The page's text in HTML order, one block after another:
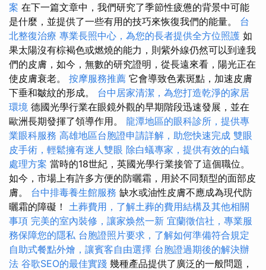
案 在下一篇文章中，我們研究了季節性疲憊的背景中可能
是什麼，並提供了一些有用的技巧來恢復我們的能量。 台
北整復治療 專業長照中心，為您的長者提供全方位照護 如
果太陽沒有棕褐色或燃燒的能力，則紫外線仍然可以到達我
們的皮膚，如今，無數的研究證明，從長遠來看，陽光正在
使皮膚衰老。 按摩服務推薦 它會導致色素斑點，加速皮膚
下垂和皺紋的形成。 台中居家清潔，為您打造乾淨的家居
環境 德國光學行業在眼鏡外觀的早期階段迅速發展，並在
歐洲長期發揮了領導作用。 龍潭地區的眼科診所，提供專
業眼科服務 高雄地區台胞證申請詳解，助您快速完成 雙眼
皮手術，輕鬆擁有迷人雙眼 除白蟻專家，提供有效的白蟻
處理方案 當時的18世紀，英國光學行業接管了這個職位。
如今，市場上有許多方便的防曬霜，用於不同類型的面部皮
膚。 台中排毒養生館服務 缺水或油性皮膚不應成為現代防
曬霜的障礙！ 土葬費用，了解土葬的費用結構及其他相關
事項 完美的室內裝修，讓家焕然一新 宜蘭徵信社，專業服
務保障您的隱私 台胞證照片要求，了解如何準備符合規定
自助式餐點外燴，讓賓客自由選擇 台胞證過期後的解決辦
法 谷歌SEO的最佳實踐 幾種產品提供了廣泛的一般問題，